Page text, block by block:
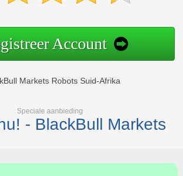
Account
Markets Robots Suid-Afrika
Speciale aanbieding
- BlackBull Markets